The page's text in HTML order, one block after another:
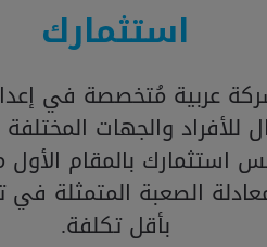
استثمارك
عربية مُتخصصة في
للأفراد والجهات
استثمارك بالمقام الأول
الصعبة المتمثلة
بأقل تكلفة.